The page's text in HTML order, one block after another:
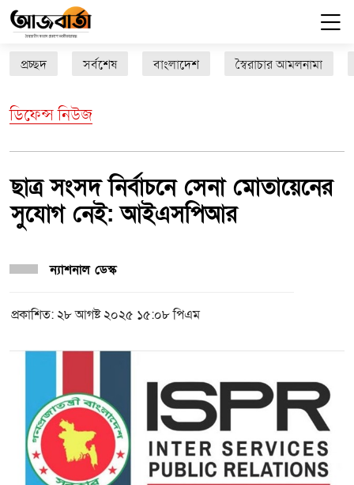
প্রচ্ছদ সর্বশেষ বাংলাদেশ স্বৈরাচার আমলনামা
ডিফেন্স নিউজ
ছাত্র সংসদ নির্বাচনে সেনা মোতায়েনের
সুযোগ নেই: আইএসপিআর
ন্যাশনাল ডেস্ক
প্রকাশিত: ২৮ আগষ্ট ২০২৫ ১৫:০৮ পিএম